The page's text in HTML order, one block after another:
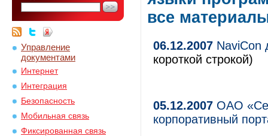
Управление
документами
Интернет
Интеграция
Безопасность
Мобильная связь
Фиксированная связь
все
06.12.2007 NaviCon
короткой строкой)
05.12.2007 ОАО
корпоративный